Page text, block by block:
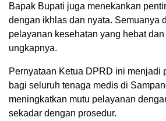
Bapak Bupati juga menekankan
dengan ikhlas dan nyata. Semuanya
pelayanan kesehatan yang hebat dan
ungkapnya.
Pernyataan Ketua DPRD ini menjadi
bagi seluruh tenaga medis di
meningkatkan mutu pelayanan
sekadar dengan prosedur.